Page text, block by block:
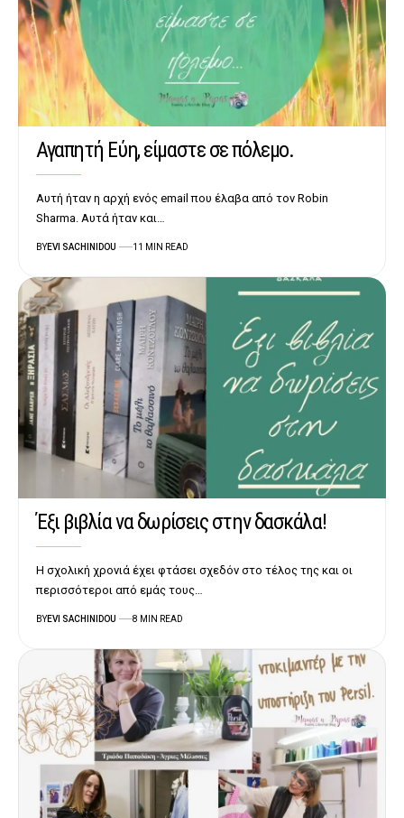
Αγαπητή Εύη, είμαστε σε πόλεμο.
Αυτή ήταν η αρχή ενός email που έλαβα από τον Robin
Sharma. Αυτά ήταν και…
BYEVI SACHINIDOU 11 MIN READ
Έξι βιβλία να δωρίσεις στην δασκάλα!
Η σχολική χρονιά έχει φτάσει σχεδόν στο τέλος της και οι
περισσότεροι από εμάς τους…
BYEVI SACHINIDOU 8 MIN READ